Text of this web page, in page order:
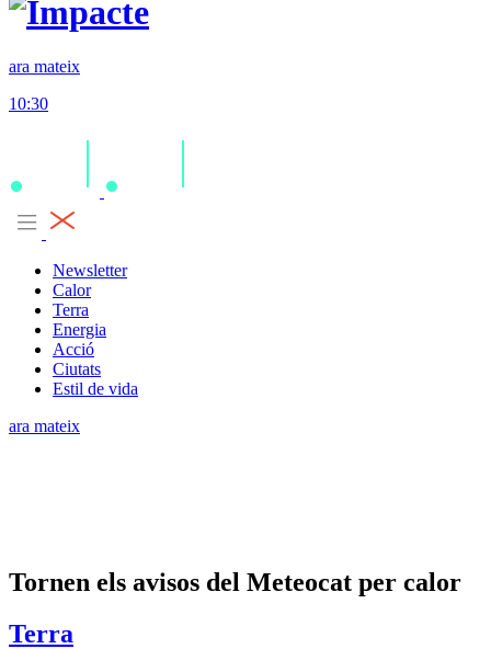
ara mateix
10:30
Newsletter
Calor
Terra
Energia
Acció
Ciutats
Estil de vida
ara mateix
Tornen els avisos del Meteocat per calor
Terra